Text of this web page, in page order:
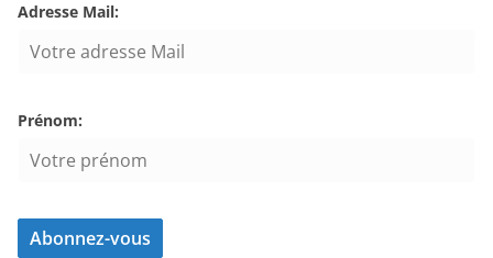
Adresse Mail:
Prénom: